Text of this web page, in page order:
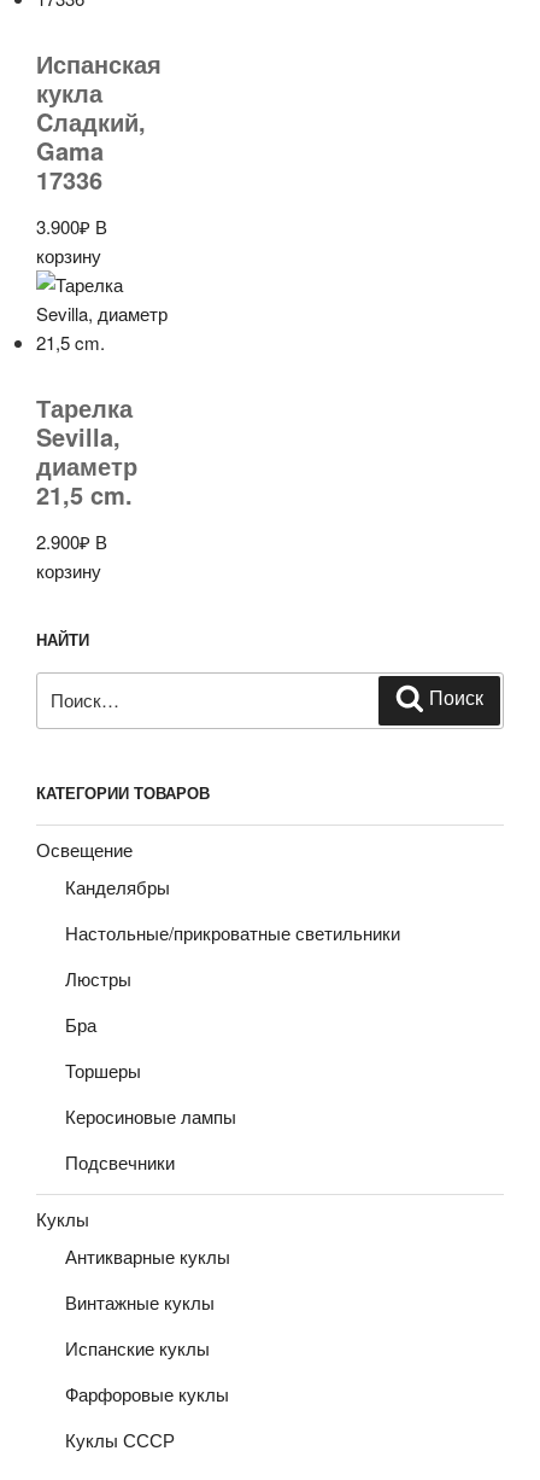
Испанская
кукла
Cладкий,
Gama
17336
3.900₽ В
корзину
Тарелка
Sevilla,
диаметр
21,5 cm.
2.900₽ В
корзину
НАЙТИ
Поиск
КАТЕГОРИИ ТОВАРОВ
Освещение
Канделябры
Настольные/прикроватные светильники
Люстры
Бра
Торшеры
Керосиновые лампы
Подсвечники
Куклы
Антикварные куклы
Винтажные куклы
Испанские куклы
Фарфоровые куклы
Куклы СССР